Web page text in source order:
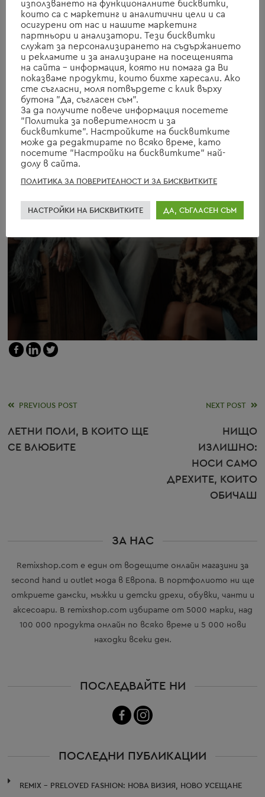
уебсайт – станете част от общност, която оказва
положително въздействие върху света. Нека превърнем
устойчивата мода в тенденция, която никога не излиза
от мода.
Read
more
PREVIOUS POST
ЛЕТНИ ПОЛИ, В КОИТО ЩЕ
СЕ ВЛЮБИТЕ
NEXT POST
НИЩО
ИЗЛИШНО:
НОСИ САМО
ДРЕХИТЕ, КОИТО
ОБИЧАШ
ЗА НАС
Remixshop.com е един от водещите онлайн магазини за
second hand и outlet мода в Европа. В портфолиото ни ще
откриете дамски, мъжки и детски дрехи, обувки, чанти и
аксесоари. В remixshop.com избирате от 5000 марки, над
100 000 продукта онлайн по всяко време и 5 000 нови
находки всеки ден.
ПОСЛЕДВАЙТЕ НИ
ПОСЛЕДНИ ПУБЛИКАЦИИ
REMIX – PRELOVED FASHION: НОВА ВИЗИЯ, НОВО УСЕЩАНЕ
използването на функционалните бисквитки,
които са с маркетинг и аналитични цели и са
осигурени от нас и нашите маркетинг
партньори и анализатори. Тези бисквитки
служат за персонализирането на съдържанието
и рекламите и за анализиране на посещенията
на сайта - информация, която ни помага да Ви
показваме продукти, които бихте харесали. Ако
сте съгласни, моля потвърдете с клик върху
бутона "Да, съгласен съм".
За да получите повече информация посетете
"Политика за поверителност и за
бисквитките". Настройките на бисквитките
може да редактирате по всяко време, като
посетите "Настройки на бисквитките" най-
долу в сайта.
ПОЛИТИКА ЗА ПОВЕРИТЕЛНОСТ И ЗА БИСКВИТКИТЕ
НАСТРОЙКИ НА БИСКВИТКИТЕ ДА, СЪГЛАСЕН СЪМ